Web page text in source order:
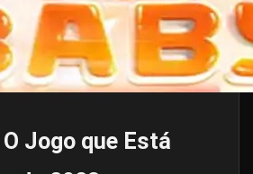
Jogo que Está